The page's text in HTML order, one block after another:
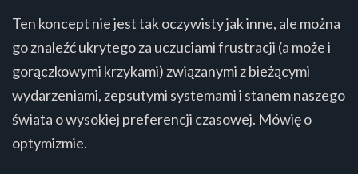
Ten koncept nie jest tak oczywisty jak inne, ale można
go znaleźć ukrytego za uczuciami frustracji (a może i
gorączkowymi krzykami) związanymi z bieżącymi
wydarzeniami, zepsutymi systemami i stanem naszego
świata o wysokiej preferencji czasowej. Mówię o
optymizmie.